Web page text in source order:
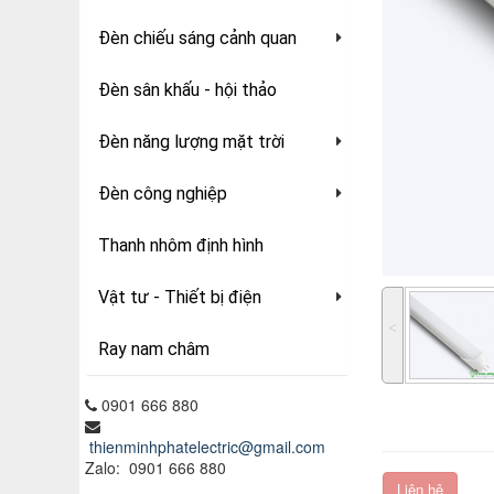
˂
Liên hệ
Đèn chiếu sáng cảnh quan
Đèn sân khấu - hội thảo
Đèn năng lượng mặt trời
Đèn công nghiệp
Thanh nhôm định hình
Vật tư - Thiết bị điện
Ray nam châm
0901 666 880
thienminhphatelectric@gmail.com
Zalo: 0901 666 880